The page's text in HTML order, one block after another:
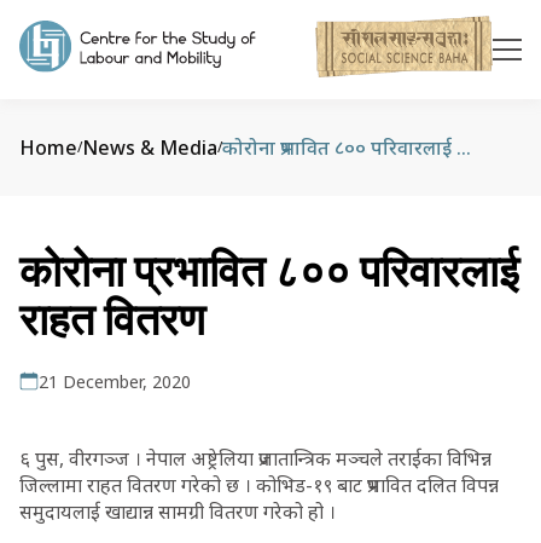
Home/News & Media/ कोरोना प्रभावित ८०० परिवारलाई राहत वितरण
कोरोना प्रभावित ८०० परिवारलाई
राहत वितरण
21 December, 2020
६ पुस, वीरगञ्ज । नेपाल अष्ट्रेलिया प्रजातान्त्रिक मञ्चले तराईका विभिन्न
जिल्लामा राहत वितरण गरेको छ । कोभिड-१९ बाट प्रभावित दलित विपन्न
समुदायलाई खाद्यान्न सामग्री वितरण गरेको हो ।